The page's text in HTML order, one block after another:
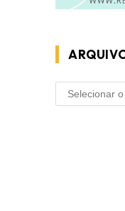
ARQUIVO